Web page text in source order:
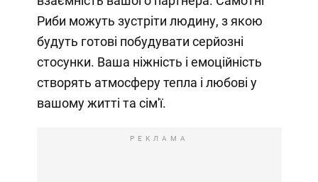
Риби можуть зустріти людину, з якою
будуть готові побудувати серйозні
стосунки. Ваша ніжність і емоційність
створять атмосферу тепла і любові у
вашому житті та сім'ї.
РЕКЛАМА